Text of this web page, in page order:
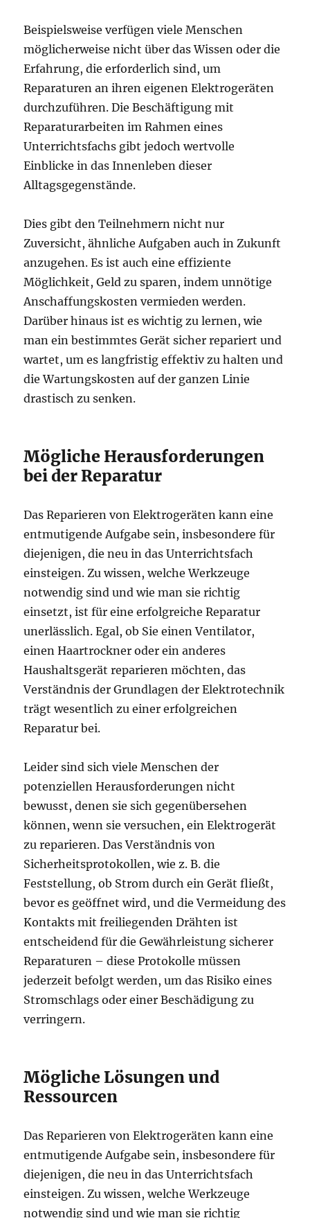
Beispielsweise verfügen viele Menschen
möglicherweise nicht über das Wissen oder die
Erfahrung, die erforderlich sind, um
Reparaturen an ihren eigenen Elektrogeräten
durchzuführen. Die Beschäftigung mit
Reparaturarbeiten im Rahmen eines
Unterrichtsfachs gibt jedoch wertvolle
Einblicke in das Innenleben dieser
Alltagsgegenstände.
Dies gibt den Teilnehmern nicht nur
Zuversicht, ähnliche Aufgaben auch in Zukunft
anzugehen. Es ist auch eine effiziente
Möglichkeit, Geld zu sparen, indem unnötige
Anschaffungskosten vermieden werden.
Darüber hinaus ist es wichtig zu lernen, wie
man ein bestimmtes Gerät sicher repariert und
wartet, um es langfristig effektiv zu halten und
die Wartungskosten auf der ganzen Linie
drastisch zu senken.
Mögliche Herausforderungen
bei der Reparatur
Das Reparieren von Elektrogeräten kann eine
entmutigende Aufgabe sein, insbesondere für
diejenigen, die neu in das Unterrichtsfach
einsteigen. Zu wissen, welche Werkzeuge
notwendig sind und wie man sie richtig
einsetzt, ist für eine erfolgreiche Reparatur
unerlässlich. Egal, ob Sie einen Ventilator,
einen Haartrockner oder ein anderes
Haushaltsgerät reparieren möchten, das
Verständnis der Grundlagen der Elektrotechnik
trägt wesentlich zu einer erfolgreichen
Reparatur bei.
Leider sind sich viele Menschen der
potenziellen Herausforderungen nicht
bewusst, denen sie sich gegenübersehen
können, wenn sie versuchen, ein Elektrogerät
zu reparieren. Das Verständnis von
Sicherheitsprotokollen, wie z. B. die
Feststellung, ob Strom durch ein Gerät fließt,
bevor es geöffnet wird, und die Vermeidung des
Kontakts mit freiliegenden Drähten ist
entscheidend für die Gewährleistung sicherer
Reparaturen – diese Protokolle müssen
jederzeit befolgt werden, um das Risiko eines
Stromschlags oder einer Beschädigung zu
verringern.
Mögliche Lösungen und
Ressourcen
Das Reparieren von Elektrogeräten kann eine
entmutigende Aufgabe sein, insbesondere für
diejenigen, die neu in das Unterrichtsfach
einsteigen. Zu wissen, welche Werkzeuge
notwendig sind und wie man sie richtig